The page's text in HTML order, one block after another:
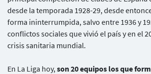
desde la temporada 1928-29, desde
forma ininterrumpida, salvo entre 1936 y
conflictos sociales que vivió el país y en el
crisis sanitaria mundial.
En La Liga hoy,son 20 equipos los que